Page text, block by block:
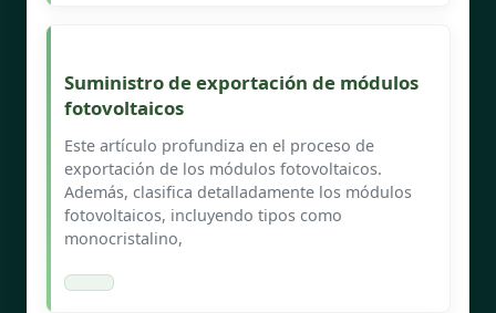
Suministro de exportación de módulos
fotovoltaicos
Este artículo profundiza en el proceso de
exportación de los módulos fotovoltaicos.
Además, clasifica detalladamente los módulos
fotovoltaicos, incluyendo tipos como
monocristalino,